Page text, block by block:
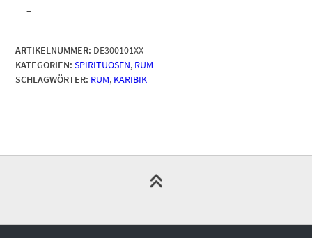
–
ARTIKELNUMMER: DE300101XX
KATEGORIEN: SPIRITUOSEN, RUM
SCHLAGWÖRTER: RUM, KARIBIK